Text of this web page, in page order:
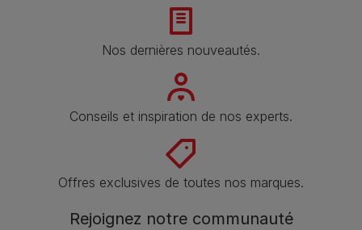
Nos dernières nouveautés.
Conseils et inspiration de nos experts.
Offres exclusives de toutes nos marques.
Rejoignez notre communauté